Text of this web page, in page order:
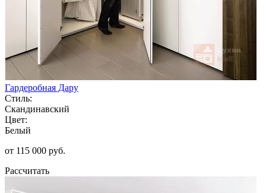
Гардеробная Дару
Стиль:
Скандинавский
Цвет:
Белый
от 115 000 руб.
Рассчитать